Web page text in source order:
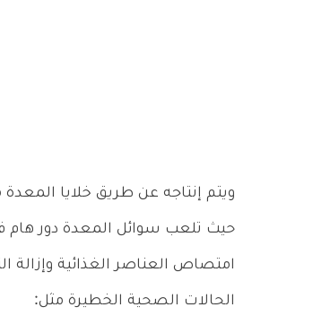
ويتم إنتاجه عن طريق خلايا
حيث تلعب سوائل المعدة دور هام
امتصاص العناصر الغذائية
الحالات الصحية الخطيرة مثل: